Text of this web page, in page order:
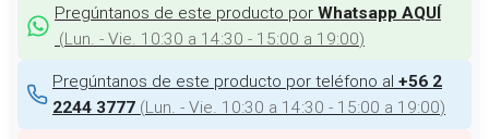
Pregúntanos de este producto por Whatsapp AQUÍ
(Lun. - Vie. 10:30 a 14:30 - 15:00 a 19:00)
Pregúntanos de este producto por teléfono al +56 2
2244 3777 (Lun. - Vie. 10:30 a 14:30 - 15:00 a 19:00)